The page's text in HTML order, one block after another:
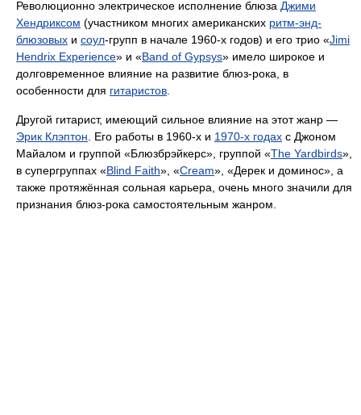
Революционно электрическое исполнение блюза Джими
Хендриксом (участником многих американских ритм-энд-
блюзовых и соул-групп в начале 1960-х годов) и его трио «Jimi
Hendrix Experience» и «Band of Gypsys» имело широкое и
долговременное влияние на развитие блюз-рока, в
особенности для гитаристов
Другой гитарист, имеющий сильное влияние на этот жанр —
Эрик Клэптон . Его работы в 1960-х и 1970-х годах с Джоном
Майалом и группой «Блюзбрэйкерс», группой «The Yardbirds»,
в супергруппах «Blind Faith», «Cream», «Дерек и доминос», а
также протяжённая сольная карьера, очень много значили для
признания блюз-рока самостоятельным жанром.